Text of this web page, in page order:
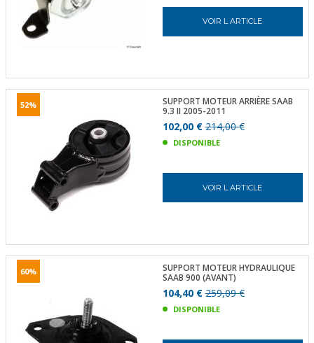
VOIR L ARTICLE
52%
SUPPORT MOTEUR ARRIÈRE SAAB
9.3 II 2005-2011
102,00 €214,00 €
DISPONIBLE
VOIR L ARTICLE
60%
SUPPORT MOTEUR HYDRAULIQUE
SAAB 900 (AVANT)
104,40 €259,09 €
DISPONIBLE